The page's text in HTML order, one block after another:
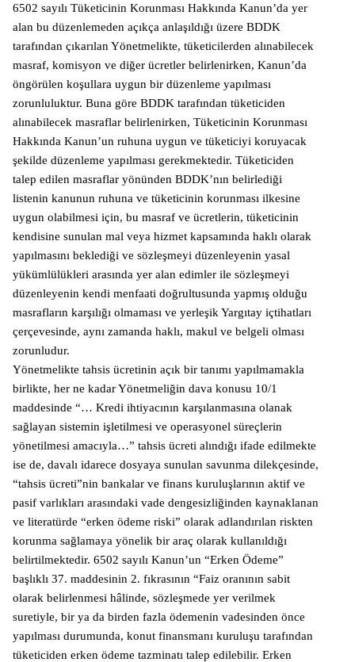
6502 sayılı Tüketicinin Korunması Hakkında Kanun’da yer
alan bu düzenlemeden açıkça anlaşıldığı üzere BDDK
tarafından çıkarılan Yönetmelikte, tüketicilerden alınabilecek
masraf, komisyon ve diğer ücretler belirlenirken, Kanun’da
öngörülen koşullara uygun bir düzenleme yapılması
zorunluluktur. Buna göre BDDK tarafından tüketiciden
alınabilecek masraflar belirlenirken, Tüketicinin Korunması
Hakkında Kanun’un ruhuna uygun ve tüketiciyi koruyacak
şekilde düzenleme yapılması gerekmektedir. Tüketiciden
talep edilen masraflar yönünden BDDK’nın belirlediği
listenin kanunun ruhuna ve tüketicinin korunması ilkesine
uygun olabilmesi için, bu masraf ve ücretlerin, tüketicinin
kendisine sunulan mal veya hizmet kapsamında haklı olarak
yapılmasını beklediği ve sözleşmeyi düzenleyenin yasal
yükümlülükleri arasında yer alan edimler ile sözleşmeyi
düzenleyenin kendi menfaati doğrultusunda yapmış olduğu
masrafların karşılığı olmaması ve yerleşik Yargıtay içtihatları
çerçevesinde, aynı zamanda haklı, makul ve belgeli olması
zorunludur.
Yönetmelikte tahsis ücretinin açık bir tanımı yapılmamakla
birlikte, her ne kadar Yönetmeliğin dava konusu 10/1
maddesinde “… Kredi ihtiyacının karşılanmasına olanak
sağlayan sistemin işletilmesi ve operasyonel süreçlerin
yönetilmesi amacıyla…” tahsis ücreti alındığı ifade edilmekte
ise de, davalı idarece dosyaya sunulan savunma dilekçesinde,
“tahsis ücreti”nin bankalar ve finans kuruluşlarının aktif ve
pasif varlıkları arasındaki vade dengesizliğinden kaynaklanan
ve literatürde “erken ödeme riski” olarak adlandırılan riskten
korunma sağlamaya yönelik bir araç olarak kullanıldığı
belirtilmektedir. 6502 sayılı Kanun’un “Erken Ödeme”
başlıklı 37. maddesinin 2. fıkrasının “Faiz oranının sabit
olarak belirlenmesi hâlinde, sözleşmede yer verilmek
suretiyle, bir ya da birden fazla ödemenin vadesinden önce
yapılması durumunda, konut finansmanı kuruluşu tarafından
tüketiciden erken ödeme tazminatı talep edilebilir. Erken